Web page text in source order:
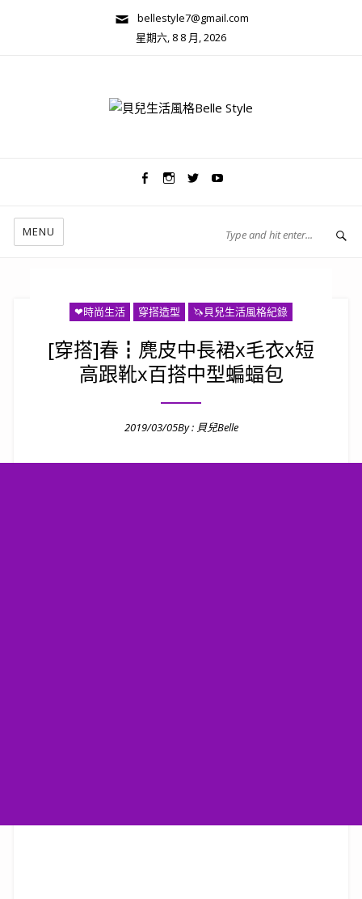
bellestyle7@gmail.com
星期六, 8 8 月, 2026
MENU
❤時尚生活 穿搭造型 🦄️貝兒生活風格紀錄
[穿搭]春┇麂皮中長裙x毛衣x短
高跟靴x百搭中型蝙蝠包
2019/03/05By : 貝兒Belle